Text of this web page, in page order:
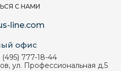
С НАМИ
line.com
офис
(495) 777-18-44
ул. Профессиональная д.5